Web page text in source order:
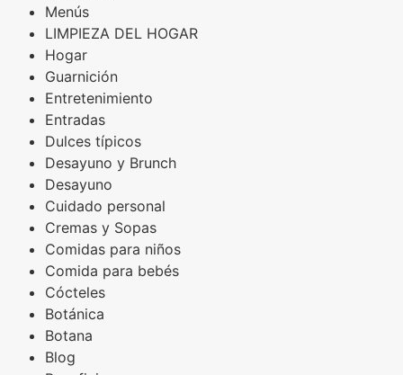
Menús
LIMPIEZA DEL HOGAR
Hogar
Guarnición
Entretenimiento
Entradas
Dulces típicos
Desayuno y Brunch
Desayuno
Cuidado personal
Cremas y Sopas
Comidas para niños
Comida para bebés
Cócteles
Botánica
Botana
Blog